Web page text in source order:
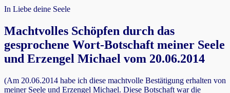
In Liebe deine Seele
Machtvolles Schöpfen durch das
gesprochene Wort-Botschaft meiner Seele
und Erzengel Michael vom 20.06.2014
(Am 20.06.2014 habe ich diese machtvolle Bestätigung erhalten von
meiner Seele und Erzengel Michael. Diese Botschaft war die